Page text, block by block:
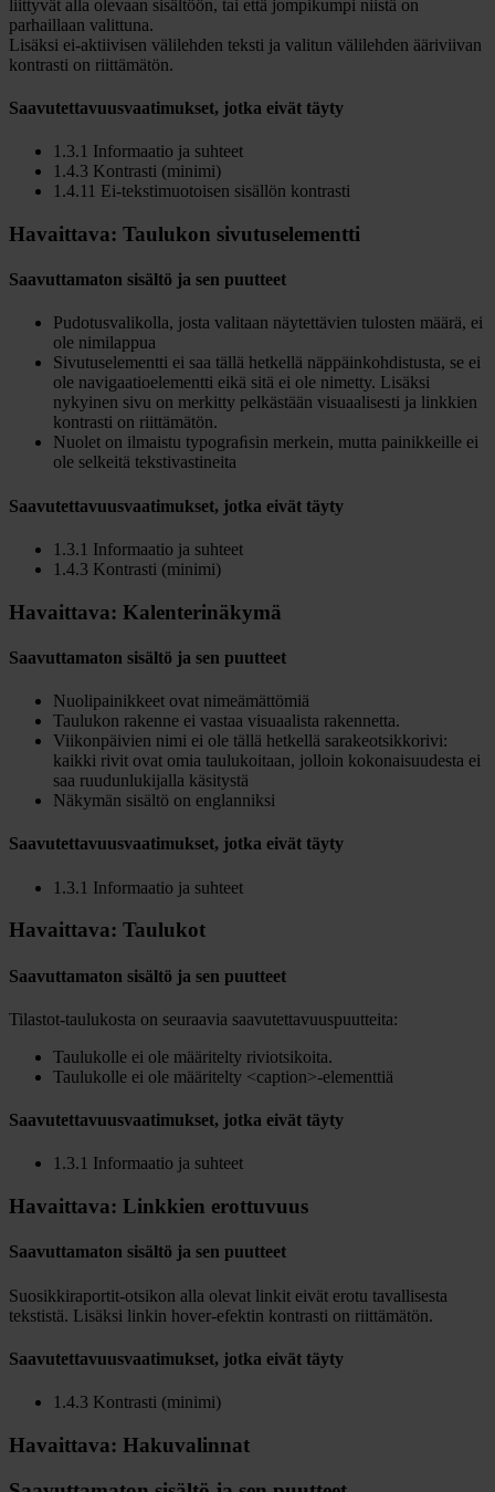
liittyvät alla olevaan sisältöön, tai että jompikumpi niistä on
parhaillaan valittuna.
Lisäksi ei-aktiivisen välilehden teksti ja valitun välilehden ääriviivan
kontrasti on riittämätön.
Saavutettavuusvaatimukset, jotka eivät täyty
1.3.1 Informaatio ja suhteet
1.4.3 Kontrasti (minimi)
1.4.11 Ei-tekstimuotoisen sisällön kontrasti
Havaittava: Taulukon sivutuselementti
Saavuttamaton sisältö ja sen puutteet
Pudotusvalikolla, josta valitaan näytettävien tulosten määrä, ei
ole nimilappua
Sivutuselementti ei saa tällä hetkellä näppäinkohdistusta, se ei
ole navigaatioelementti eikä sitä ei ole nimetty. Lisäksi
nykyinen sivu on merkitty pelkästään visuaalisesti ja linkkien
kontrasti on riittämätön.
Nuolet on ilmaistu typograﬁsin merkein, mutta painikkeille ei
ole selkeitä tekstivastineita
Saavutettavuusvaatimukset, jotka eivät täyty
1.3.1 Informaatio ja suhteet
1.4.3 Kontrasti (minimi)
Havaittava: Kalenterinäkymä
Saavuttamaton sisältö ja sen puutteet
Nuolipainikkeet ovat nimeämättömiä
Taulukon rakenne ei vastaa visuaalista rakennetta.
Viikonpäivien nimi ei ole tällä hetkellä sarakeotsikkorivi:
kaikki rivit ovat omia taulukoitaan, jolloin kokonaisuudesta ei
saa ruudunlukijalla käsitystä
Näkymän sisältö on englanniksi
Saavutettavuusvaatimukset, jotka eivät täyty
1.3.1 Informaatio ja suhteet
Havaittava: Taulukot
Saavuttamaton sisältö ja sen puutteet
Tilastot-taulukosta on seuraavia saavutettavuuspuutteita:
Taulukolle ei ole määritelty riviotsikoita.
Taulukolle ei ole määritelty <caption>-elementtiä
Saavutettavuusvaatimukset, jotka eivät täyty
1.3.1 Informaatio ja suhteet
Havaittava: Linkkien erottuvuus
Saavuttamaton sisältö ja sen puutteet
Suosikkiraportit-otsikon alla olevat linkit eivät erotu tavallisesta
tekstistä. Lisäksi linkin hover-efektin kontrasti on riittämätön.
Saavutettavuusvaatimukset, jotka eivät täyty
1.4.3 Kontrasti (minimi)
Havaittava: Hakuvalinnat